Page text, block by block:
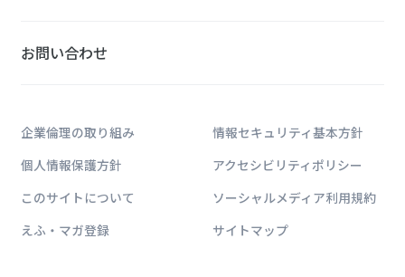
お問い合わせ
企業倫理の取り組み
情報セキュリティ基本方針
個人情報保護方針
アクセシビリティポリシー
このサイトについて
ソーシャルメディア利用規約
えふ・マガ登録
サイトマップ